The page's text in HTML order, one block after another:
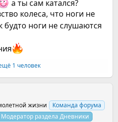
а ты сам катался?
колеса, что ноги не
будто ноги не слушаются
1 человек
жизни
Команда форума
Модератор раздела Дневники